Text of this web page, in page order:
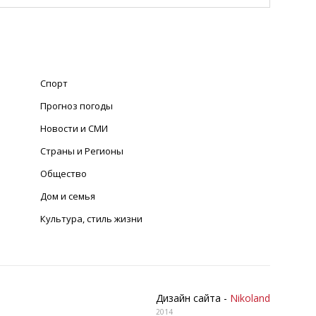
Спорт
Прогноз погоды
Новости и СМИ
Страны и Регионы
Общество
Дом и семья
Культура, стиль жизни
Дизайн сайта - Nikoland
2014